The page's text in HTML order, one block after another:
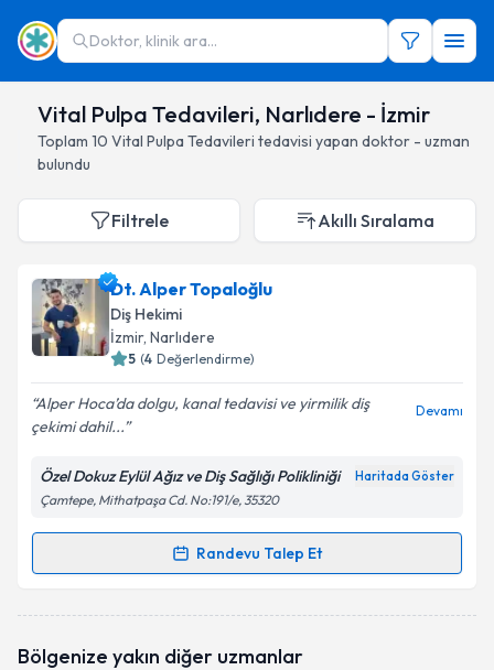
Doktor, klinik ara...
Vital Pulpa Tedavileri, Narlıdere - İzmir
Toplam 10 Vital Pulpa Tedavileri tedavisi yapan doktor - uzman
bulundu
Filtrele Akıllı Sıralama
Dt. Alper Topaloğlu
Diş Hekimi
İzmir, Narlıdere
5 (4 Değerlendirme)
Alper Hoca’da dolgu, kanal tedavisi ve yirmilik diş
çekimi dahil...
Devamı
Özel Dokuz Eylül Ağız ve Diş Sağlığı Polikliniği Haritada Göster
Çamtepe, Mithatpaşa Cd. No:191/e, 35320
Randevu Talep Et
Randevu Takvimi Talebi
oluşturun. Size bu uzmandan randevu almanız için bir
Bölgenize yakın diğer uzmanlar